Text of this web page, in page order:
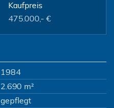
Kaufpreis
475.000,- €
1984
2.690 m²
gepflegt